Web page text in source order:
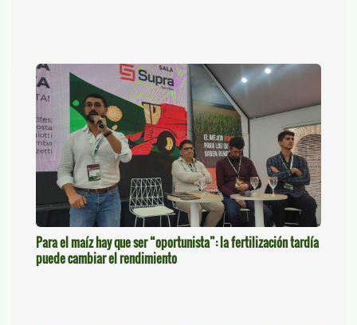
Para el maíz hay que ser “oportunista”: la fertilización tardía
puede cambiar el rendimiento